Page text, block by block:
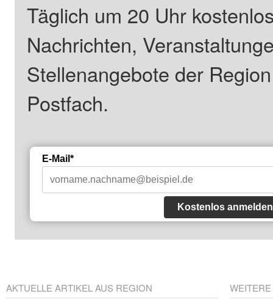
Täglich um 20 Uhr
Nachrichten,
Stellenangebote der
Postfach.
E-Mail*
Kostenlos anmelden
AKTUELLE ARTIKEL AUS REGION